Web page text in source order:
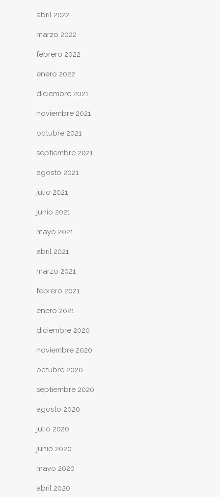
abril 2022
marzo 2022
febrero 2022
enero 2022
diciembre 2021
noviembre 2021
octubre 2021
septiembre 2021
agosto 2021
julio 2021
junio 2021
mayo 2021
abril 2021
marzo 2021
febrero 2021
enero 2021
diciembre 2020
noviembre 2020
octubre 2020
septiembre 2020
agosto 2020
julio 2020
junio 2020
mayo 2020
abril 2020